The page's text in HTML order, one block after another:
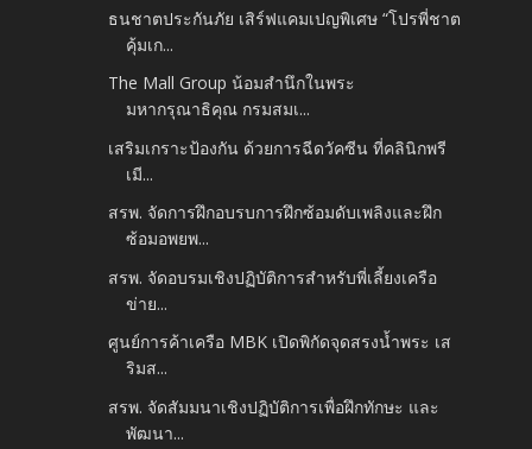
ธนชาตประกันภัย เสิร์ฟแคมเปญพิเศษ “โปรพี่ชาต
คุ้มเก...
The Mall Group น้อมสำนึกในพระ
มหากรุณาธิคุณ กรมสมเ...
เสริมเกราะป้องกัน ด้วยการฉีดวัคซีน ที่คลินิกพรี
เมี...
สรพ. จัดการฝึกอบรบการฝึกซ้อมดับเพลิงและฝึก
ซ้อมอพยพ...
สรพ. จัดอบรมเชิงปฏิบัติการสำหรับพี่เลี้ยงเครือ
ข่าย...
ศูนย์การค้าเครือ MBK เปิดพิกัดจุดสรงน้ำพระ เส
ริมส...
สรพ. จัดสัมมนาเชิงปฏิบัติการเพื่อฝึกทักษะ และ
พัฒนา...